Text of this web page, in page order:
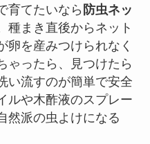
育てたいなら 防虫ネッ
種まき直後からネット
卵を産みつけられなく
ゃったら、見つけたら
い流すのが簡単で安全
ルや木酢液のスプレー
然派の虫よけになる